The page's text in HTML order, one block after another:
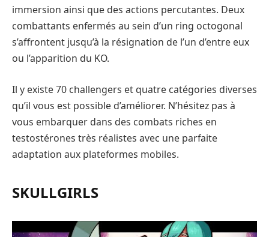
immersion ainsi que des actions percutantes. Deux
combattants enfermés au sein d’un ring octogonal
s’affrontent jusqu’à la résignation de l’un d’entre eux
ou l’apparition du KO.
Il y existe 70 challengers et quatre catégories diverses
qu’il vous est possible d’améliorer. N’hésitez pas à
vous embarquer dans des combats riches en
testostérones très réalistes avec une parfaite
adaptation aux plateformes mobiles.
SKULLGIRLS